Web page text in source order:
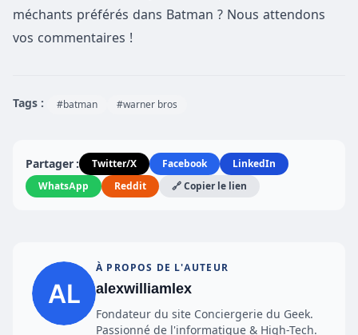
méchants préférés dans Batman ? Nous attendons
vos commentaires !
Tags : #batman #warner bros
Partager : Twitter/X Facebook
LinkedIn
WhatsApp
Reddit 🔗 Copier le lien
À PROPOS DE L'AUTEUR
alexwilliamlex
Fondateur du site Conciergerie du Geek.
Passionné de l'informatique & High-Tech.